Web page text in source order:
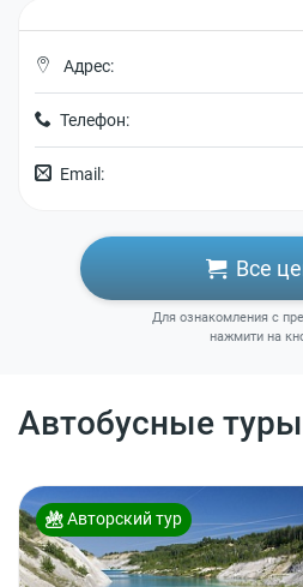
Адрес:
Телефон:
Email:
Все
Для ознакомления с
нажмити на
Автобусные туры
Авторский тур